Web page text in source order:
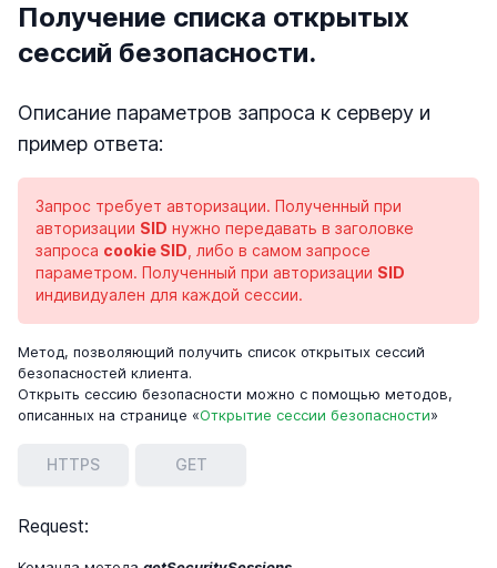
Получение списка открытых
сессий безопасности.
Описание параметров запроса к серверу и
пример ответа:
Запрос требует авторизации. Полученный при
авторизации SID нужно передавать в заголовке
запроса cookie SID , либо в самом запросе
параметром. Полученный при авторизации SID
индивидуален для каждой сессии.
Метод, позволяющий получить список открытых сессий
безопасностей клиента.
Открыть сессию безопасности можно с помощью методов,
описанных на странице «Открытие сессии безопасности»
HTTPS GET
Request: